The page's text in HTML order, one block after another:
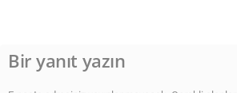
Bir yanıt yazın